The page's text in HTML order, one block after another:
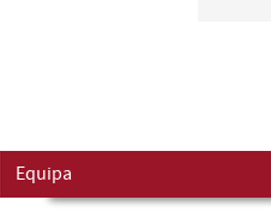
Equipa